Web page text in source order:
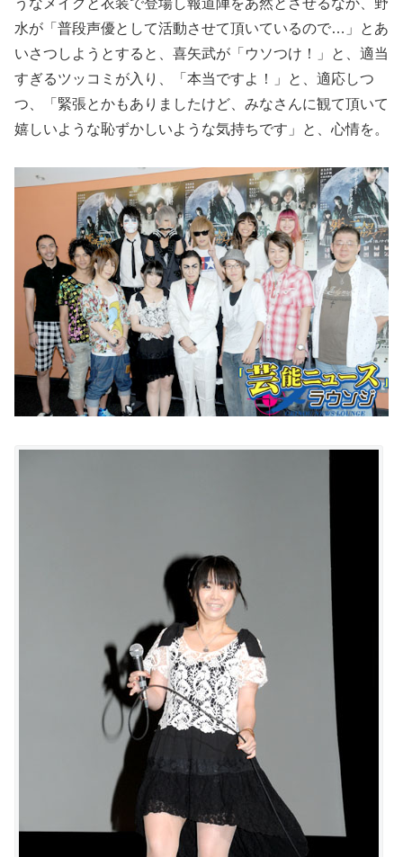
水が「普段声優として活動させて頂いているので…」とあ
いさつしようとすると、喜矢武が「ウソつけ！」と、適当
すぎるツッコミが入り、「本当ですよ！」と、適応しつ
つ、「緊張とかもありましたけど、みなさんに観て頂いて
嬉しいような恥ずかしいような気持ちです」と、心情を。